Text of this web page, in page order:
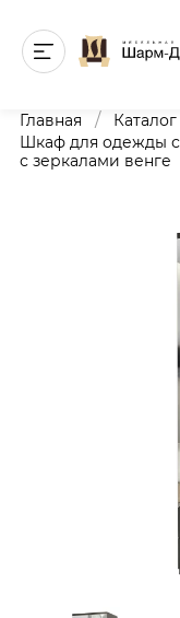
Главная / Каталог
Шкаф для одежды
с зеркалами венге